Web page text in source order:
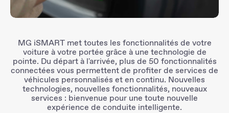
MG iSMARTmet toutes les fonctionnalités de votre
voiture à votre portée grâce à une technologie de
pointe. Du départ à l'arrivée, plus de 50 fonctionnalités
connectées vous permettent de profiter de services de
véhicules personnalisés et en continu. Nouvelles
technologies, nouvelles fonctionnalités, nouveaux
services : bienvenue pour une toute nouvelle
expérience de conduite intelligente.